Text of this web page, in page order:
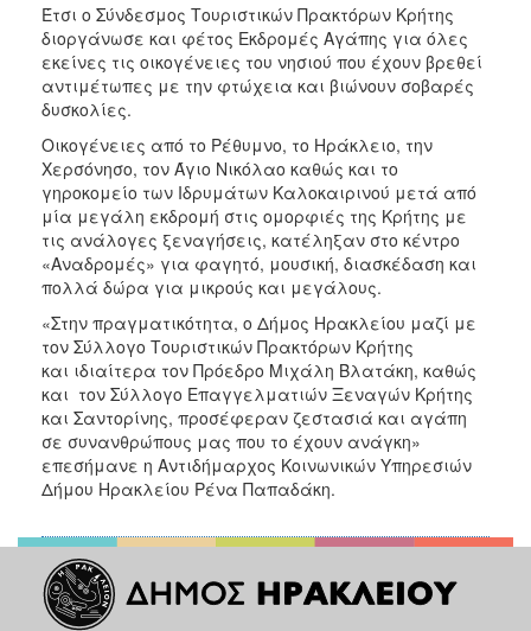
Έτσι ο Σύνδεσμος Τουριστικών Πρακτόρων Κρήτης
διοργάνωσε και φέτος Εκδρομές Αγάπης για όλες
εκείνες τις οικογένειες του νησιού που έχουν βρεθεί
αντιμέτωπες με την φτώχεια και βιώνουν σοβαρές
δυσκολίες.
Οικογένειες από το Ρέθυμνο, το Ηράκλειο, την
Χερσόνησο, τον Άγιο Νικόλαο καθώς και το
γηροκομείο των Ιδρυμάτων Καλοκαιρινού μετά από
μία μεγάλη εκδρομή στις ομορφιές της Κρήτης με
τις ανάλογες ξεναγήσεις, κατέληξαν στο κέντρο
«Αναδρομές» για φαγητό, μουσική, διασκέδαση και
πολλά δώρα για μικρούς και μεγάλους.
«Στην πραγματικότητα, ο Δήμος Ηρακλείου μαζί με
τον Σύλλογο Τουριστικών Πρακτόρων Κρήτης
και ιδιαίτερα τον Πρόεδρο Μιχάλη Βλατάκη, καθώς
και τον Σύλλογο Επαγγελματιών Ξεναγών Κρήτης
και Σαντορίνης, προσέφεραν ζεστασιά και αγάπη
σε συνανθρώπους μας που το έχουν ανάγκη»
επεσήμανε η Αντιδήμαρχος Κοινωνικών Υπηρεσιών
Δήμου Ηρακλείου Ρένα Παπαδάκη.